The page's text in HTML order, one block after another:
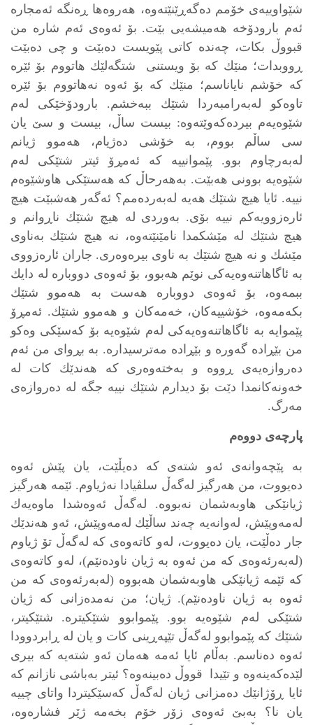
شێواوییه‌ی‌ خۆمم ده‌گه‌ڕێنێته‌وه‌، هه‌روه‌ها ڕه‌نگه‌ ئه‌مجاره‌
ئه‌م بارودۆخه‌ هه‌میشه‌یی بێت. بۆ ئه‌وه‌ی ئه‌م شاره‌ من
قبووڵ بكات، چه‌نده‌ كاتی پێویست ده‌بێت و چی ده‌بێت
ڕووبدات؛ منێك كه‌ بۆ ویستنی شتگه‌لێك هاتووم بۆ ئێره‌
كه‌ خۆشم نایاناسم؛ منێك كه‌ بۆ ئه‌وه‌ نه‌هاتووم بۆ ئێره‌
تاوه‌كو له‌به‌رامبه‌ردا شتێك ببه‌خشم. بارودۆخێكی له‌م
شێوه‌یه‌م بیرده‌كه‌وێته‌وه‌: بیست ساڵ، بیست و سێ یان
سی ساڵم بووم، به‌ خۆشی ده‌ژیام، هه‌موو ژیانم
له‌به‌رچاوم بوو. پێموانییه‌ كه‌ ئه‌مڕۆ ئیتر شتێكی له‌م
شێوه‌یه‌ بوونی هه‌بێت. به‌هه‌رحاڵ كه‌ هه‌ستێكی هاوشێوه‌م
نییه‌. ئایا هیچ شتێك هه‌یه‌ له‌به‌رده‌مم؟ ئه‌گه‌ر هه‌شبێت هیچ
ئاره‌زوویه‌كم نییه‌ بۆی. به‌وردی له‌ هیچ شتێك ناڕوانم‌ و
هیچ شتێك له‌ مێشكمدا نامێنێته‌وه‌، نه‌ هیچ شتێك به‌ناوی
مێشك و نه‌ هیچ شتێك به‌ ناوی بیره‌وه‌ری. جاران ئاره‌زووی
به‌ ئاگاهاتنه‌وه‌یه‌كی نوێم هه‌بوو، بۆ ئه‌وه‌ی دووباره‌ له‌ دایك
ببمه‌وه‌، بۆ ئه‌وه‌ی دووباره‌ هه‌ست به‌ هه‌موو شتێك
بكه‌مه‌وه‌، خۆشییه‌كان، خه‌مه‌كان و هه‌موو شتێك. ئه‌مڕۆ
پێموایه‌ به‌ ئاگاهاتنه‌وه‌یه‌كی له‌م شێوه‌یه‌ بۆ كه‌سێكی وه‌كو
من بێڕاده‌ گه‌وره‌ و بێڕاده‌ مه‌ترسیداره‌. به‌ بڕوای من ئه‌م
ده‌روازه‌یه‌ی ڕووه‌ و به‌خته‌وه‌ری كه‌ هه‌ندێك كات له‌
خه‌ونه‌كانمدا دێت بۆ دیدارم شتێك نییه‌ جگه‌ له‌ ده‌روازه‌ی
مه‌رگ.
پارچه‌ی دووه‌م
به‌ پێچه‌وانه‌ی ئه‌و شته‌ی كه‌ ده‌یڵێت، یان پێش ئه‌وه‌
ده‌یووت، من هه‌رگیز له‌گه‌ڵ سلڤیادا نه‌ژیاوم. ئێمه‌ هه‌رگیز
ژیانێكی هاوبه‌شمان نه‌بووه‌. له‌گه‌ڵ ئه‌وه‌شدا ماوه‌یه‌ك
له‌مه‌وپێش، له‌وانه‌یه‌ چه‌ند ساڵێك له‌مه‌وپێش، ئه‌و هه‌ندێك
جار ده‌ڵێت، یان ده‌یووت، له‌و كاته‌وه‌ی كه‌ له‌گه‌ڵ تۆ ژیاوم
(له‌به‌رئه‌وه‌ی كه‌ من ئه‌وه‌ به‌ ژیان ناوده‌نێم)، له‌و كاته‌وه‌ی
كه‌ ئێمه‌ ژیانێكی هاوبه‌شمان هه‌بووه‌ (له‌به‌رئه‌وه‌ی كه‌ من
ئه‌وه‌ به‌ ژیان ناوده‌نێم). ژیان؛ من نه‌مده‌زانی كه‌ ژیان
شتێكی له‌م شێوه‌یه‌ بوو. پێموابوو شتێكیتره‌. شتێكیتر،
شتێك كه‌ پێموابوو له‌گه‌ڵ تێپه‌ڕینی كات و یان له‌ ڕابردوودا
ئه‌وه‌ ده‌ناسم. به‌ڵام ئایا ئه‌مه‌ هه‌مان ئه‌و شته‌یه‌ كه‌ بیری
لێده‌كه‌ینه‌وه‌ و تێیدا قووڵ ده‌بینه‌وه‌؟ ئیتر به‌باشی نازانم كه‌
ئایا ڕۆژانێك ده‌مزانی ژیان له‌گه‌ڵ كه‌سێكیتردا واتای چییه‌
یان نا؟ به‌بێ ئه‌وه‌ی زۆر خۆم بخه‌مه‌ ژێر فشاره‌وه‌،